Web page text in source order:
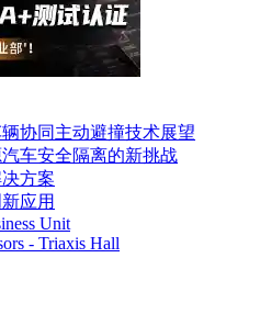
协同主动避撞技术展望
车安全隔离的新挑战
方案
应用
Unit
- Triaxis Hall